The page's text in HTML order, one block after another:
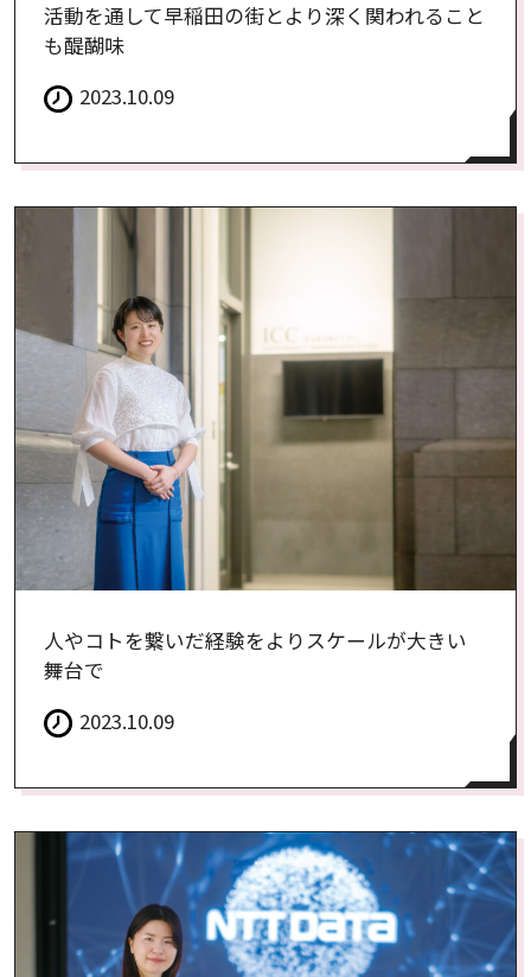
活動を通して早稲田の街とより深く関われること
も醍醐味
2023.10.09
人やコトを繋いだ経験をよりスケールが大きい
舞台で
2023.10.09